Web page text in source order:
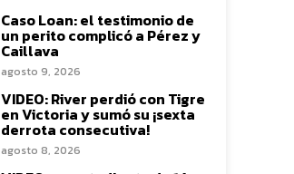
Caso Loan: el testimonio de
un perito complicó a Pérez y
Caillava
agosto 9, 2026
VIDEO: River perdió con Tigre
en Victoria y sumó su ¡sexta
derrota consecutiva!
agosto 8, 2026